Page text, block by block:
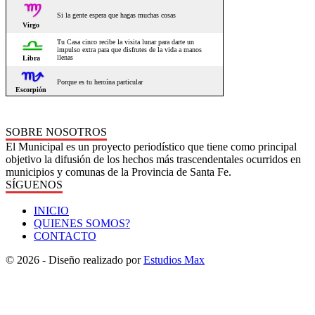
SOBRE NOSOTROS
El Municipal es un proyecto periodístico que tiene como principal
objetivo la difusión de los hechos más trascendentales ocurridos en
municipios y comunas de la Provincia de Santa Fe.
SÍGUENOS
INICIO
QUIENES SOMOS?
CONTACTO
© 2026 - Diseño realizado porEstudios Max